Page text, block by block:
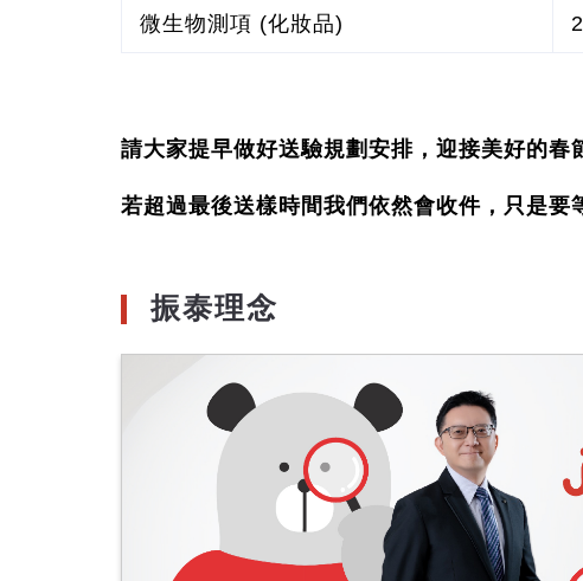
微生物測項 (化妝品)
請大家提早做好送驗規劃安排，迎接美好的春
若超過最後送樣時間我們依然會收件，只是要
振泰理念